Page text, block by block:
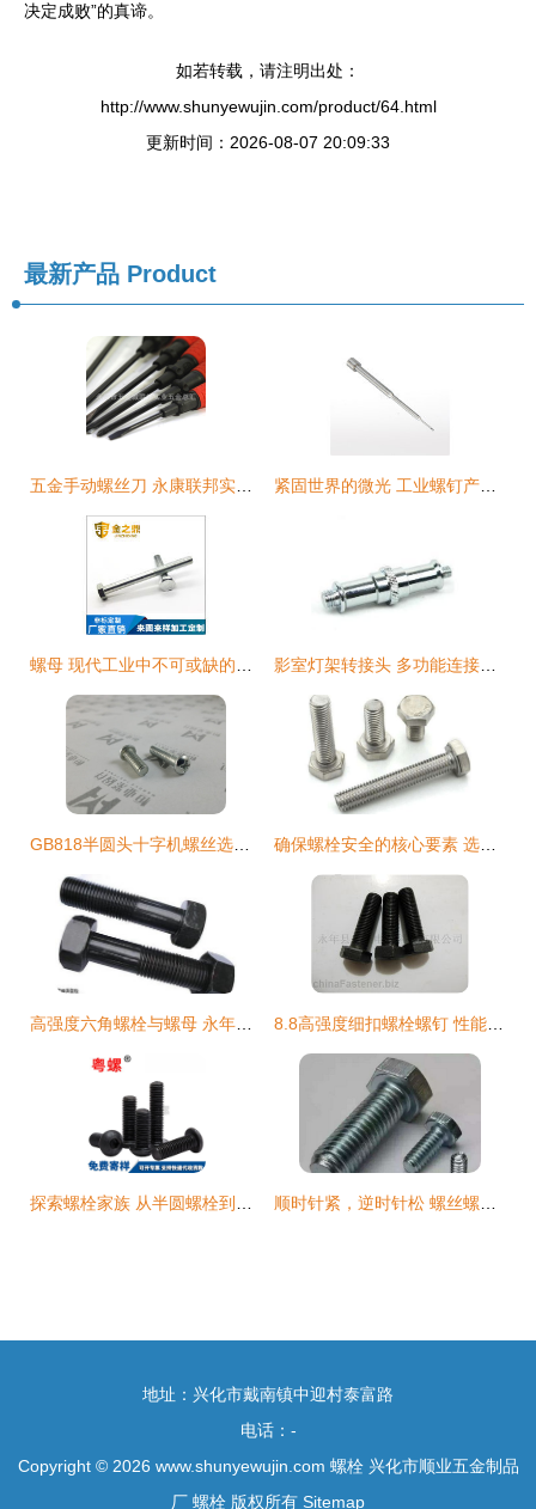
决定成败”的真谛。
如若转载，请注明出处：
http://www.shunyewujin.com/product/64.html
更新时间：2026-08-07 20:09:33
最新产品 Product
地址：兴化市戴南镇中迎村泰富路
电话：-
Copyright © 2026 www.shunyewujin.com 螺栓 兴化市顺业五金制品
厂 螺栓 版权所有 Sitemap